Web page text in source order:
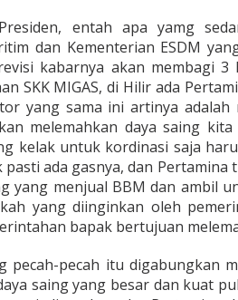
entah apa yamg
dan Kementerian ESDM
kabarnya akan membagi
SKK MIGAS, di Hilir ada
yang sama ini artinya adalah
melemahkan daya saing
kelak untuk kordinasi saja
ada gasnya, dan Pertamina
yang menjual BBM dan ambil
yang diinginkan oleh
bapak bertujuan
pecah-pecah itu digabungkan
saing yang besar dan kuat